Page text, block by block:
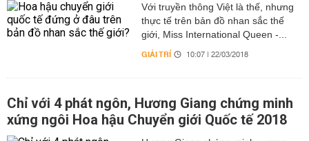
Với truyền thông Việt là thế, nhưng
thực tế trên bản đồ nhan sắc thế
giới, Miss International Queen -...
GIẢI TRÍ 10:07 | 22/03/2018
Chỉ với 4 phát ngôn, Hương Giang chứng minh
xứng ngôi Hoa hậu Chuyển giới Quốc tế 2018